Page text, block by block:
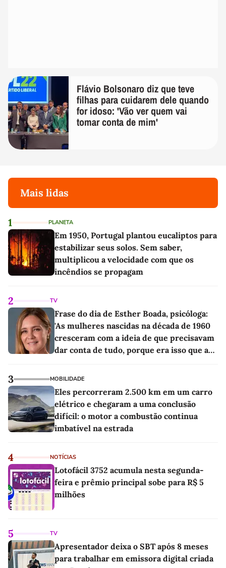
Flávio Bolsonaro diz que teve
filhas para cuidarem dele quando
for idoso: 'Vão ver quem vai
tomar conta de mim'
Mais lidas
1 PLANETA
Em 1950, Portugal plantou eucaliptos para
estabilizar seus solos. Sem saber,
multiplicou a velocidade com que os
incêndios se propagam
2 TV
Frase do dia de Esther Boada, psicóloga:
'As mulheres nascidas na década de 1960
cresceram com a ideia de que precisavam
dar conta de tudo, porque era isso que a
3 MOBILIDADE
Eles percorreram 2.500 km em um carro
elétrico e chegaram a uma conclusão
difícil: o motor a combustão continua
imbatível na estrada
4 NOTÍCIAS
Lotofácil 3752 acumula nesta segunda-
feira e prêmio principal sobe para R$ 5
milhões
5 TV
Apresentador deixa o SBT após 8 meses
para trabalhar em emissora digital criada